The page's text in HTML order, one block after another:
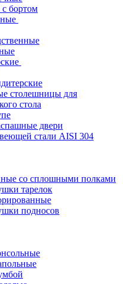
бортом
столешницы для
стола
двери
стали AISI 304
со сплошными полками
тарелок
подносов